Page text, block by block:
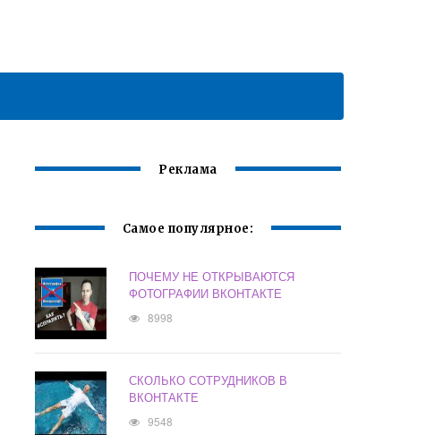
Реклама
Самое популярное:
ПОЧЕМУ НЕ ОТКРЫВАЮТСЯ
ФОТОГРАФИИ ВКОНТАКТЕ
8998
СКОЛЬКО СОТРУДНИКОВ В
ВКОНТАКТЕ
9548